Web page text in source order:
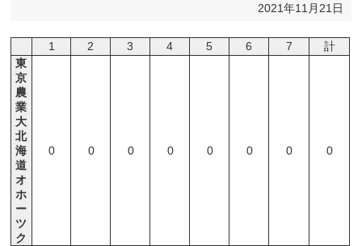
2021年11月21日
1 2 3 4 5 6 7
計
東
京
農
業
大
北
海
道
オ
ホ
ー
ツ
ク
0 0 0 0 0 0 0 0